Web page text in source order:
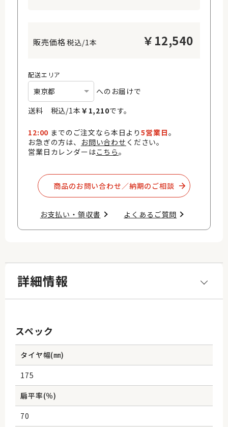
税込/1本 ￥ 12,540
配送エリア
へのお届けで
送料 税込/1本 ￥ 1,210です。
12:00 までのご注文なら本日より5営業日。
お急ぎの方は、 お問い合わせ ください。
営業日カレンダーはこちら。
商品のお問い合わせ／納期のご相談​
お支払い・領収書​ よくあるご質問​
詳細情報
スペック
タイヤ幅(㎜)
175
扁平率(％)
70